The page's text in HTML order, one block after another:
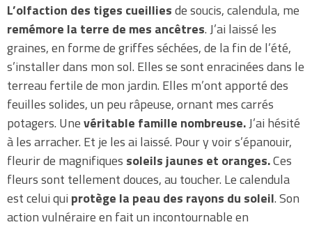
L’olfaction des tiges cueilliesde soucis, calendula, me
remémore la terre de mes ancêtres. J’ai laissé les
graines, en forme de griffes séchées, de la fin de l’été,
s’installer dans mon sol. Elles se sont enracinées dans le
terreau fertile de mon jardin. Elles m’ont apporté des
feuilles solides, un peu râpeuse, ornant mes carrés
potagers. Unevéritable famille nombreuse.J’ai hésité
à les arracher. Et je les ai laissé. Pour y voir s’épanouir,
fleurir de magnifiques soleils jaunes et oranges.Ces
fleurs sont tellement douces, au toucher. Le calendula
est celui qui protège la peau des rayons du soleil. Son
action vulnéraire en fait un incontournable en